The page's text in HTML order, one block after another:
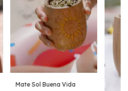
Mate Sol Buena Vida